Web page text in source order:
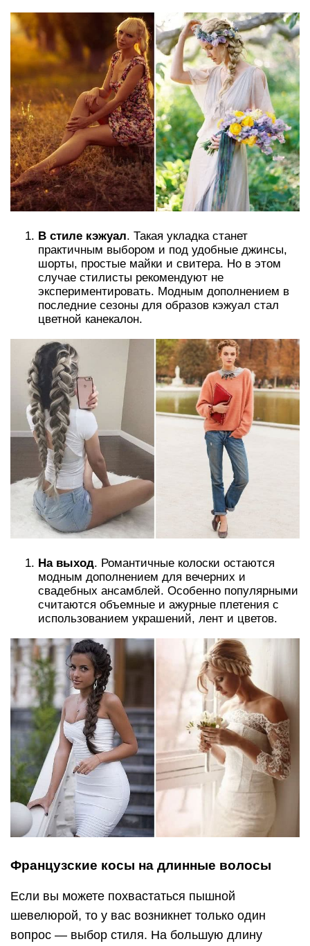
В стиле кэжуал. Такая укладка станет
практичным выбором и под удобные джинсы,
шорты, простые майки и свитера. Но в этом
случае стилисты рекомендуют не
экспериментировать. Модным дополнением в
последние сезоны для образов кэжуал стал
цветной канекалон.
На выход. Романтичные колоски остаются
модным дополнением для вечерних и
свадебных ансамблей. Особенно популярными
считаются объемные и ажурные плетения с
использованием украшений, лент и цветов.
Французские косы на длинные волосы
Если вы можете похвастаться пышной
шевелюрой, то у вас возникнет только один
вопрос — выбор стиля. На большую длину